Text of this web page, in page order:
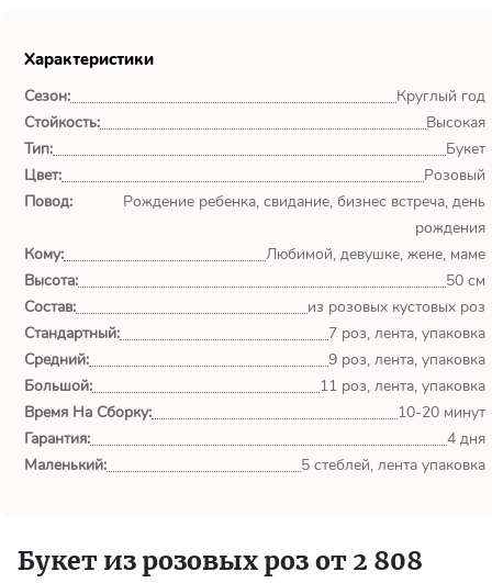
Всё супер! Доставка +
качество на "5"! Очень
удобно заказывать онлайн.
Стану постоянным
клиентом.
Огромное спасибо за
чудесный букет! Заказывала
цветы ко Дню Рождения
своей любимом бабулечки.
Букет доставили в нужное
время, в...
Екатеринбург
Характеристики
Сезон:
Круглый год
Стойкость:
Высокая
Тип:
Букет
Цвет:
Розовый
Повод:
Рождение ребенка, свидание, бизнес встреча, день
рождения
Кому:
Любимой, девушке, жене, маме
Высота:
50 см
Состав:
из розовых кустовых роз
Стандартный:
7 роз, лента, упаковка
Средний:
9 роз, лента, упаковка
Большой:
11 роз, лента, упаковка
Время На Сборку:
10-20 минут
Гарантия:
4 дня
Маленький:
5 стеблей, лента упаковка
Букет из розовых роз от 2 808